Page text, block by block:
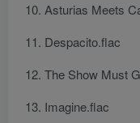
Asturias Meets
Despacito.flac
The Show Must
Imagine.flac